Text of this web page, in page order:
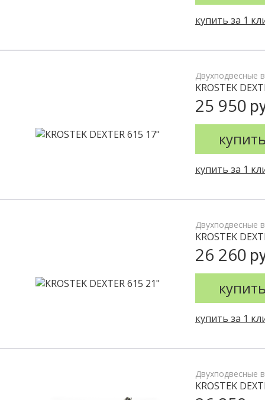
купить за 1
Двухподвесные
KROSTEK
25 950
купить за 1
Двухподвесные
KROSTEK
26 260
купить за 1
Двухподвесные
KROSTEK